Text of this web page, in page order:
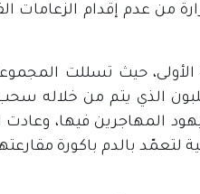
شعوراً بالمرارة من عدم إقدام
البداية وكانت الطلقة الأولى، حيث تسللت
الذي يتم من خلاله
المهاجرين فيها،
بالدم باكورة مقارعتها